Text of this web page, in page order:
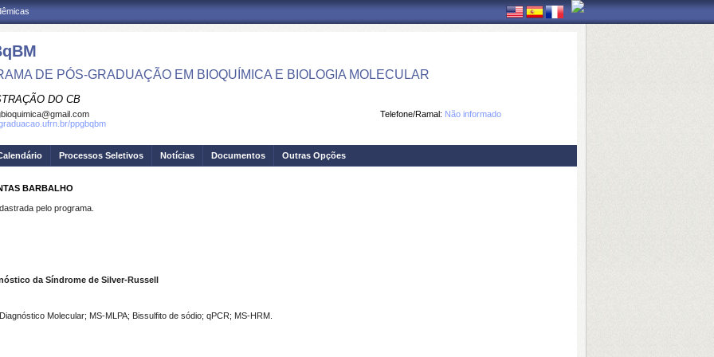
DE PÓS-GRADUAÇÃO EM BIOQUÍMICA E BIOLOGIA MOLECULAR
DO CB
Telefone/Ramal: Não informado
ppgbqbm
Processos Seletivos Notícias Documentos Outras Opções
BARBALHO
pelo programa.
da Síndrome de Silver-Russell
Molecular; MS-MLPA; Bissulfito de sódio; qPCR; MS-HRM.